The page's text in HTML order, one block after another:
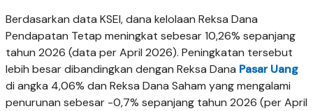
Berdasarkan data KSEI, dana kelolaan Reksa Dana
Pendapatan Tetap meningkat sebesar 10,26% sepanjang
tahun 2026 (data per April 2026). Peningkatan tersebut
lebih besar dibandingkan dengan Reksa Dana Pasar Uang
di angka 4,06% dan Reksa Dana Saham yang mengalami
penurunan sebesar -0,7% sepanjang tahun 2026 (per April